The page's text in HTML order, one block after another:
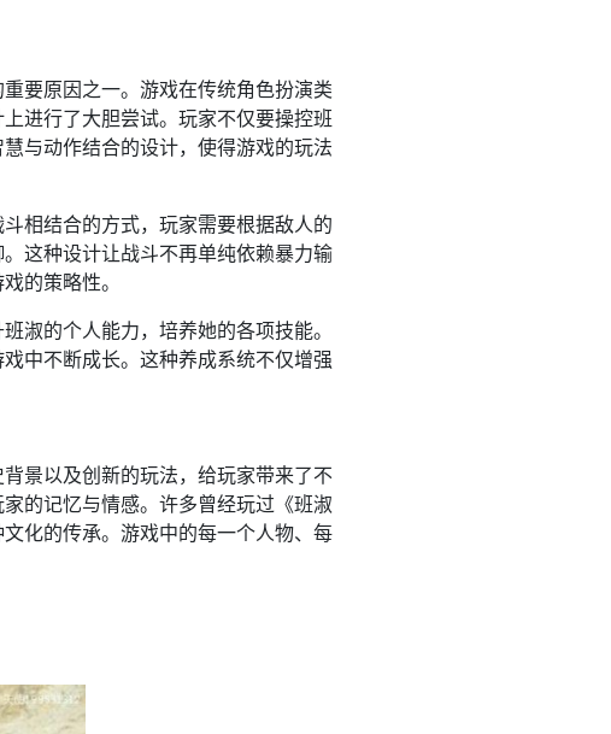
要原因之一。游戏在传统角色扮演类
进行了大胆尝试。玩家不仅要操控班
与动作结合的设计，使得游戏的玩法
相结合的方式，玩家需要根据敌人的
这种设计让战斗不再单纯依赖暴力输
的策略性。
淑的个人能力，培养她的各项技能。
中不断成长。这种养成系统不仅增强
景以及创新的玩法，给玩家带来了不
的记忆与情感。许多曾经玩过《班淑
化的传承。游戏中的每一个人物、每